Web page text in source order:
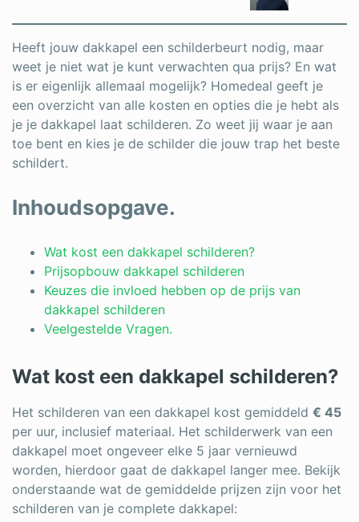
Heeft jouw dakkapel een schilderbeurt nodig, maar
weet je niet wat je kunt verwachten qua prijs? En wat
is er eigenlijk allemaal mogelijk? Homedeal geeft je
een overzicht van alle kosten en opties die je hebt als
je je dakkapel laat schilderen. Zo weet jij waar je aan
toe bent en kies je de schilder die jouw trap het beste
schildert.
Inhoudsopgave.
Wat kost een dakkapel schilderen?
Prijsopbouw dakkapel schilderen
Keuzes die invloed hebben op de prijs van
dakkapel schilderen
Veelgestelde Vragen.
Wat kost een dakkapel schilderen?
Het schilderen van een dakkapel kost gemiddeld € 45
per uur, inclusief materiaal. Het schilderwerk van een
dakkapel moet ongeveer elke 5 jaar vernieuwd
worden, hierdoor gaat de dakkapel langer mee. Bekijk
onderstaande wat de gemiddelde prijzen zijn voor het
schilderen van je complete dakkapel: